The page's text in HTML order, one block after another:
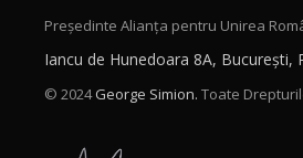
Președinte Alianța pentru Unirea
Iancu de Hunedoara 8A, București,
© 2024George Simion. Toate